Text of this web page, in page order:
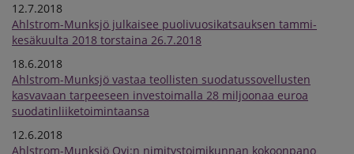
12.7.2018
Ahlstrom-Munksjö julkaisee puolivuosikatsauksen tammi-
kesäkuulta 2018 torstaina 26.7.2018
18.6.2018
Ahlstrom-Munksjö vastaa teollisten suodatussovellusten
kasvavaan tarpeeseen investoimalla 28 miljoonaa euroa
suodatinliiketoimintaansa
12.6.2018
Ahlstrom-Munksjö Oyj:n nimitystoimikunnan kokoonpano